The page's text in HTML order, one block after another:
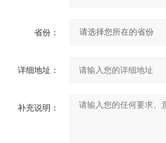
省份：
详细地址：
补充说明：